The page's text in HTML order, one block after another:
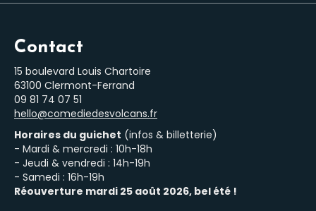
Contact
15 boulevard Louis Chartoire
63100 Clermont-Ferrand
‭09 81 74 07 51‬
hello@comediedesvolcans.fr
Horaires du guichet (infos & billetterie)
- Mardi & mercredi : 10h-18h
- Jeudi & vendredi : 14h-19h
- Samedi : 16h-19h
Réouverture mardi 25 août 2026, bel été !